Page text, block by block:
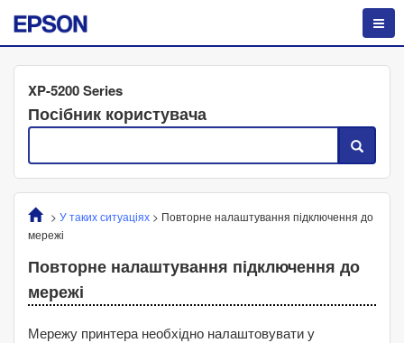
XP-5200 Series
Посібник користувача
> У таких ситуаціях> Повторне налаштування підключення до
мережі
Повторне налаштування підключення до
мережі
Мережу принтера необхідно налаштовувати у